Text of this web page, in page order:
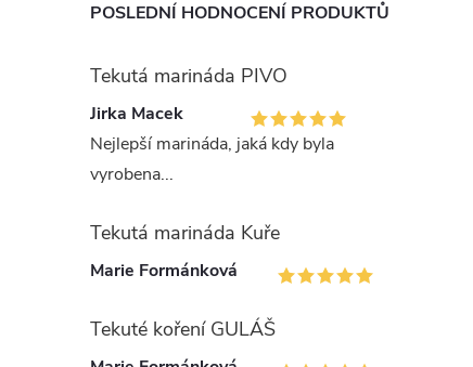
POSLEDNÍ HODNOCENÍ PRODUKTŮ
Tekutá marináda PIVO
Jirka Macek
Nejlepší marináda, jaká kdy byla
vyrobena...
Tekutá marináda Kuře
Marie Formánková
Tekuté koření GULÁŠ